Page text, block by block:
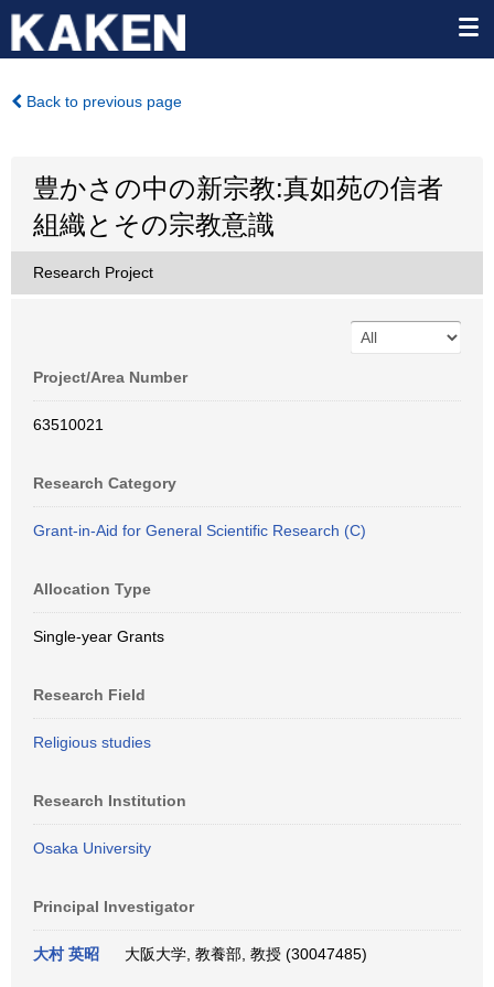
Back to previous page
豊かさの中の新宗教:真如苑の信者
組織とその宗教意識
Research Project
Project/Area Number
63510021
Research Category
Grant-in-Aid for General Scientific Research (C)
Allocation Type
Single-year Grants
Research Field
Religious studies
Research Institution
Osaka University
Principal Investigator
大村 英昭 大阪大学, 教養部, 教授 (30047485)